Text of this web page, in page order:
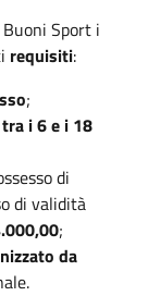
Buoni Sport i
requisiti:
;
i 6 e i 18
di
di validità
;
da